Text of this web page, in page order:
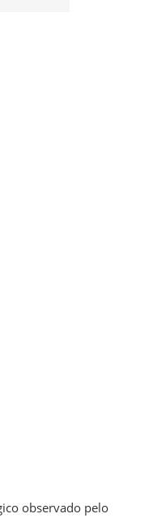
observado pelo